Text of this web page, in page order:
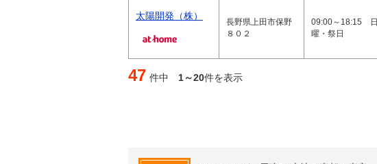
太陽開発（株）
長野県上田市保野
８０２
09:00～18:15 日
曜・祭日
47 件中 1～20件を表示